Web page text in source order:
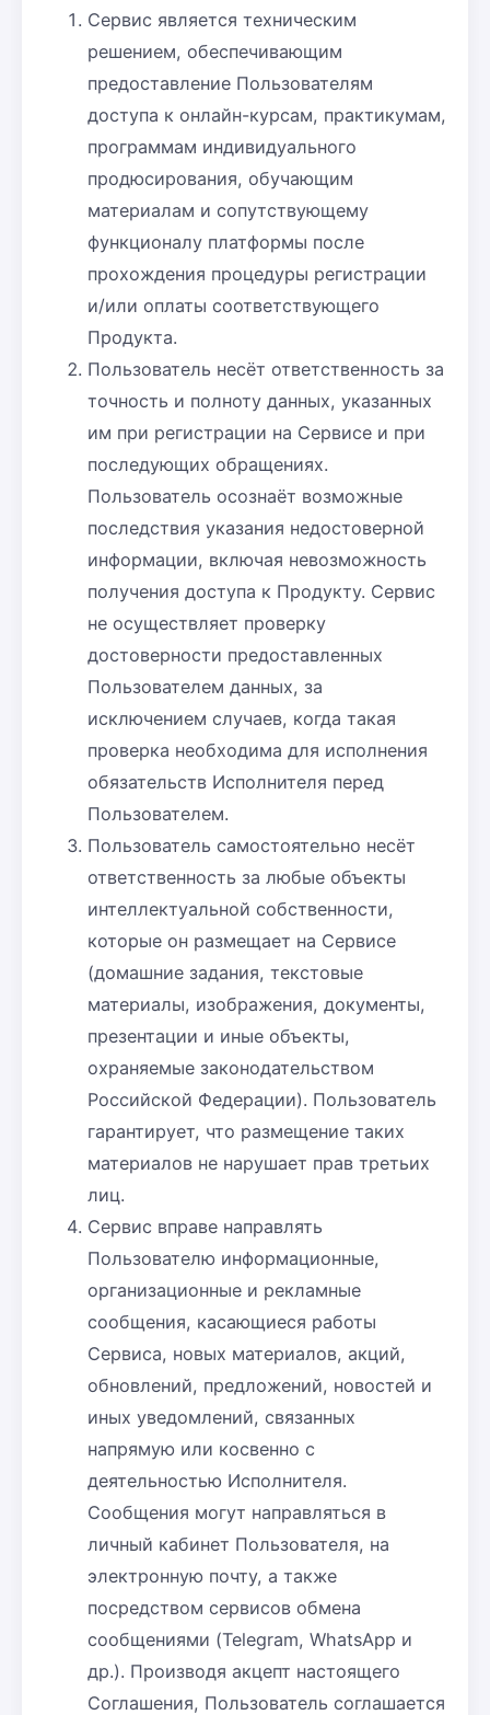
Сервис является техническим
решением, обеспечивающим
предоставление Пользователям
доступа к онлайн-курсам, практикумам,
программам индивидуального
продюсирования, обучающим
материалам и сопутствующему
функционалу платформы после
прохождения процедуры регистрации
и/или оплаты соответствующего
Продукта.
Пользователь несёт ответственность за
точность и полноту данных, указанных
им при регистрации на Сервисе и при
последующих обращениях.
Пользователь осознаёт возможные
последствия указания недостоверной
информации, включая невозможность
получения доступа к Продукту. Сервис
не осуществляет проверку
достоверности предоставленных
Пользователем данных, за
исключением случаев, когда такая
проверка необходима для исполнения
обязательств Исполнителя перед
Пользователем.
Пользователь самостоятельно несёт
ответственность за любые объекты
интеллектуальной собственности,
которые он размещает на Сервисе
(домашние задания, текстовые
материалы, изображения, документы,
презентации и иные объекты,
охраняемые законодательством
Российской Федерации). Пользователь
гарантирует, что размещение таких
материалов не нарушает прав третьих
лиц.
Сервис вправе направлять
Пользователю информационные,
организационные и рекламные
сообщения, касающиеся работы
Сервиса, новых материалов, акций,
обновлений, предложений, новостей и
иных уведомлений, связанных
напрямую или косвенно с
деятельностью Исполнителя.
Сообщения могут направляться в
личный кабинет Пользователя, на
электронную почту, а также
посредством сервисов обмена
сообщениями (Telegram, WhatsApp и
др.). Производя акцепт настоящего
Соглашения, Пользователь соглашается